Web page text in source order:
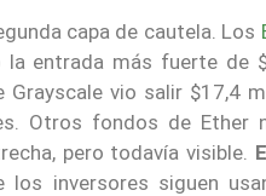
capa de cautela. Los
entrada más fuerte de
Grayscale vio salir $17,4
Otros fondos de
pero todavía visible.
los inversores siguen